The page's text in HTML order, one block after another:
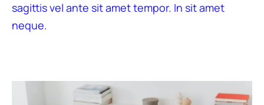
sagittis vel ante sit amet tempor. In sit amet
neque.